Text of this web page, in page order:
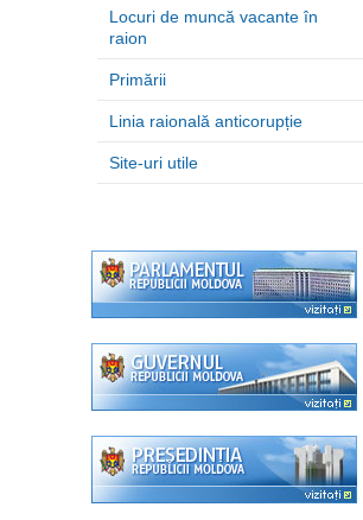
Locuri de muncă vacante în
raion
Primării
Linia raională anticorupție
Site-uri utile